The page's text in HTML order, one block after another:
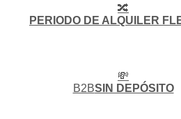
🔀
PERIODO DE ALQUILER
💸
B2BSIN DEPÓSITO